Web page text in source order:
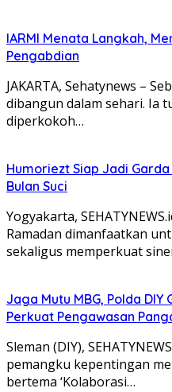
IARMI Menata Langkah,
Pengabdian
JAKARTA, Sehatynews –
dibangun dalam sehari. Ia
diperkokoh…
Humoriezt Siap Jadi
Bulan Suci
Yogyakarta,
Ramadan dimanfaatkan
sekaligus memperkuat
Jaga Mutu MBG, Polda
Perkuat Pengawasan
Sleman (DIY),
pemangku kepentingan
bertema ‘Kolaborasi…